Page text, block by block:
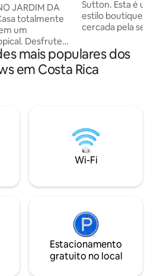
da selva
JARDIM DA
totalmente
um
Desfrute
vida selvagem
distância a pé
a 5 minutos de
de 18L.
pp por dia,
A casa fica
por isso
Sutton. Esta é
estilo boutique na
cercada pela
pessoa especial
uma experiência
conveniência de
compartilha um
preparação de
refeições com
terraço e jardim
mais populares dos
em Costa Rica
Wi-Fi
Estacionamento
gratuito no local